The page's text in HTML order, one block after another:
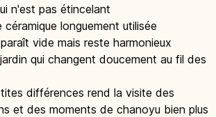
n'est pas étincelant
céramique longuement utilisée
vide mais reste harmonieux
qui changent doucement au fil des
différences rend la visite des
et des moments de chanoyu bien plus